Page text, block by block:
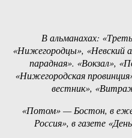
В альманахах:
«Нижегородцы», «Невский
парадная». «Вокзал»,
«Нижегородская
вестник»,
«Потом» — Бостон, в
Россия», в газете